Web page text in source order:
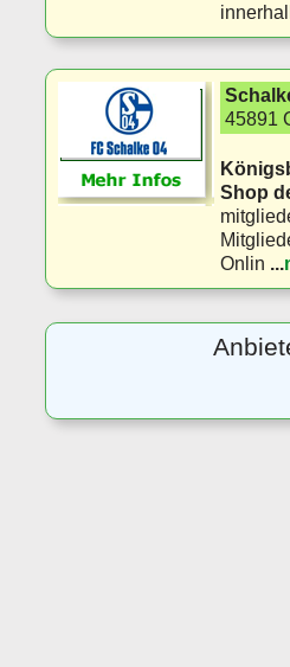
45891
Shop
Onlin ...